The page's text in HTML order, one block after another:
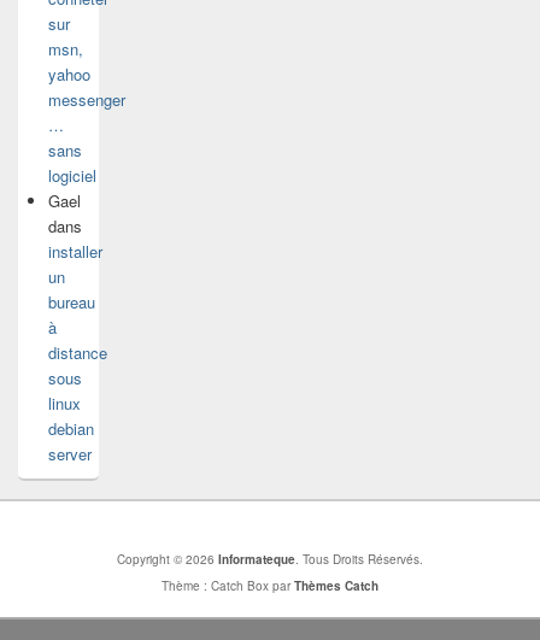
sur
msn,
yahoo
messenger
…
sans
logiciel
Gael
dans
installer
un
bureau
à
distance
sous
linux
debian
server
Copyright © 2026 Informateque . Tous Droits Réservés.
Thème : Catch Box parThèmes Catch